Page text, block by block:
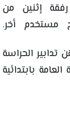
إثنين من
مستخدم أخر.
تدابير الحراسة
بابتدائية